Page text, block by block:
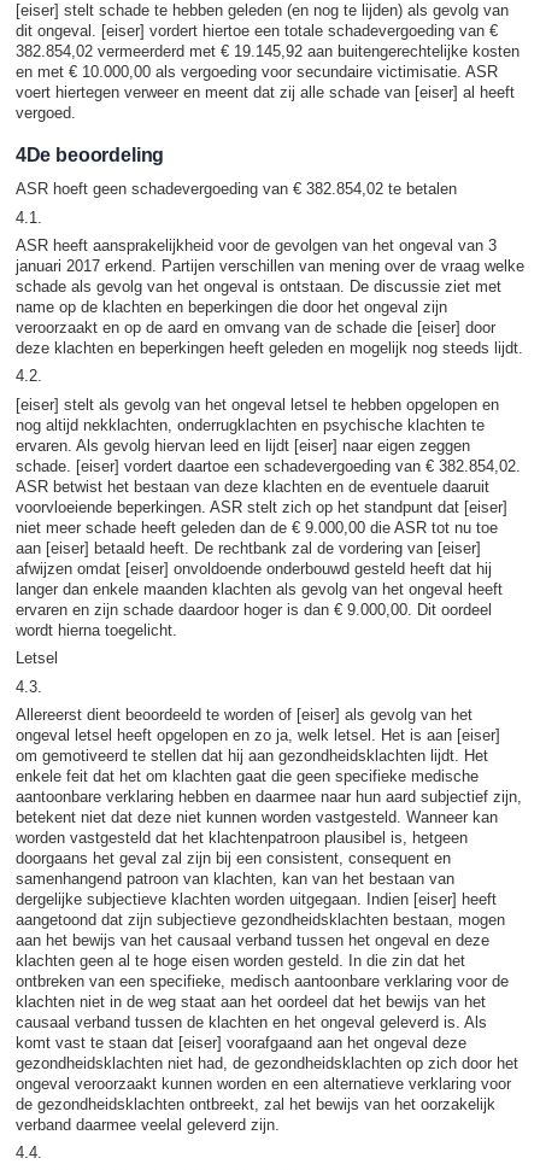
[eiser] stelt schade te hebben geleden (en nog te lijden) als gevolg van
dit ongeval. [eiser] vordert hiertoe een totale schadevergoeding van €
382.854,02 vermeerderd met € 19.145,92 aan buitengerechtelijke kosten
en met € 10.000,00 als vergoeding voor secundaire victimisatie. ASR
voert hiertegen verweer en meent dat zij alle schade van [eiser] al heeft
vergoed.
4De beoordeling
ASR hoeft geen schadevergoeding van € 382.854,02 te betalen
4.1.
ASR heeft aansprakelijkheid voor de gevolgen van het ongeval van 3
januari 2017 erkend. Partijen verschillen van mening over de vraag welke
schade als gevolg van het ongeval is ontstaan. De discussie ziet met
name op de klachten en beperkingen die door het ongeval zijn
veroorzaakt en op de aard en omvang van de schade die [eiser] door
deze klachten en beperkingen heeft geleden en mogelijk nog steeds lijdt.
4.2.
[eiser] stelt als gevolg van het ongeval letsel te hebben opgelopen en
nog altijd nekklachten, onderrugklachten en psychische klachten te
ervaren. Als gevolg hiervan leed en lijdt [eiser] naar eigen zeggen
schade. [eiser] vordert daartoe een schadevergoeding van € 382.854,02.
ASR betwist het bestaan van deze klachten en de eventuele daaruit
voorvloeiende beperkingen. ASR stelt zich op het standpunt dat [eiser]
niet meer schade heeft geleden dan de € 9.000,00 die ASR tot nu toe
aan [eiser] betaald heeft. De rechtbank zal de vordering van [eiser]
afwijzen omdat [eiser] onvoldoende onderbouwd gesteld heeft dat hij
langer dan enkele maanden klachten als gevolg van het ongeval heeft
ervaren en zijn schade daardoor hoger is dan € 9.000,00. Dit oordeel
wordt hierna toegelicht.
Letsel
4.3.
Allereerst dient beoordeeld te worden of [eiser] als gevolg van het
ongeval letsel heeft opgelopen en zo ja, welk letsel. Het is aan [eiser]
om gemotiveerd te stellen dat hij aan gezondheidsklachten lijdt. Het
enkele feit dat het om klachten gaat die geen specifieke medische
aantoonbare verklaring hebben en daarmee naar hun aard subjectief zijn,
betekent niet dat deze niet kunnen worden vastgesteld. Wanneer kan
worden vastgesteld dat het klachtenpatroon plausibel is, hetgeen
doorgaans het geval zal zijn bij een consistent, consequent en
samenhangend patroon van klachten, kan van het bestaan van
dergelijke subjectieve klachten worden uitgegaan. Indien [eiser] heeft
aangetoond dat zijn subjectieve gezondheidsklachten bestaan, mogen
aan het bewijs van het causaal verband tussen het ongeval en deze
klachten geen al te hoge eisen worden gesteld. In die zin dat het
ontbreken van een specifieke, medisch aantoonbare verklaring voor de
klachten niet in de weg staat aan het oordeel dat het bewijs van het
causaal verband tussen de klachten en het ongeval geleverd is. Als
komt vast te staan dat [eiser] voorafgaand aan het ongeval deze
gezondheidsklachten niet had, de gezondheidsklachten op zich door het
ongeval veroorzaakt kunnen worden en een alternatieve verklaring voor
de gezondheidsklachten ontbreekt, zal het bewijs van het oorzakelijk
verband daarmee veelal geleverd zijn.
4.4.